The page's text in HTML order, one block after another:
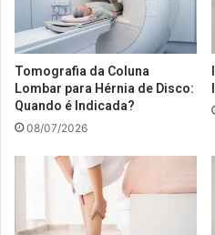
Tomografia da Coluna
Lombar para Hérnia de Disco:
Quando é Indicada?
08/07/2026